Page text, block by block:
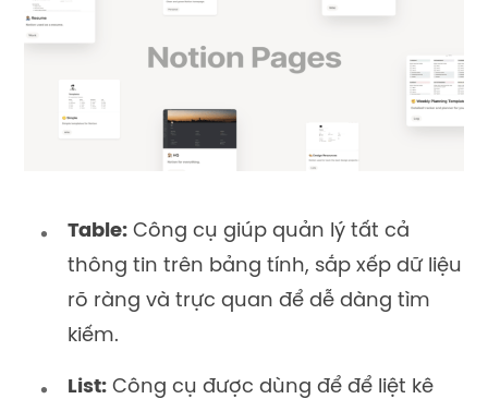
Table: Công cụ giúp quản lý tất cả
thông tin trên bảng tính, sắp xếp dữ liệu
rõ ràng và trực quan để dễ dàng tìm
kiếm.
List: Công cụ được dùng để để liệt kê